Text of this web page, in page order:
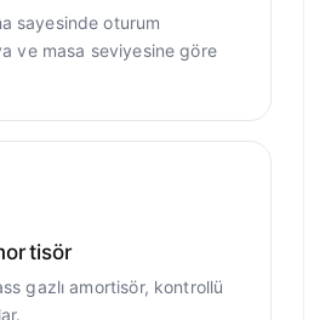
sayesinde oturum
ve masa seviyesine göre
gazlı amortisör, kontrollü